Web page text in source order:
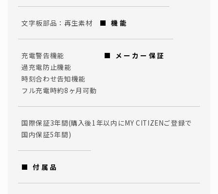
文字板部品：再生素材 ■ 機能
充電警告機能
過充電防止機能
時刻合わせ告知機能
フル充電時約8ヶ月可動
■ メーカー保証
国際保証3年間(購入後1年以内にMY CITIZENご登録で
国内保証5年間)
■ 付属品